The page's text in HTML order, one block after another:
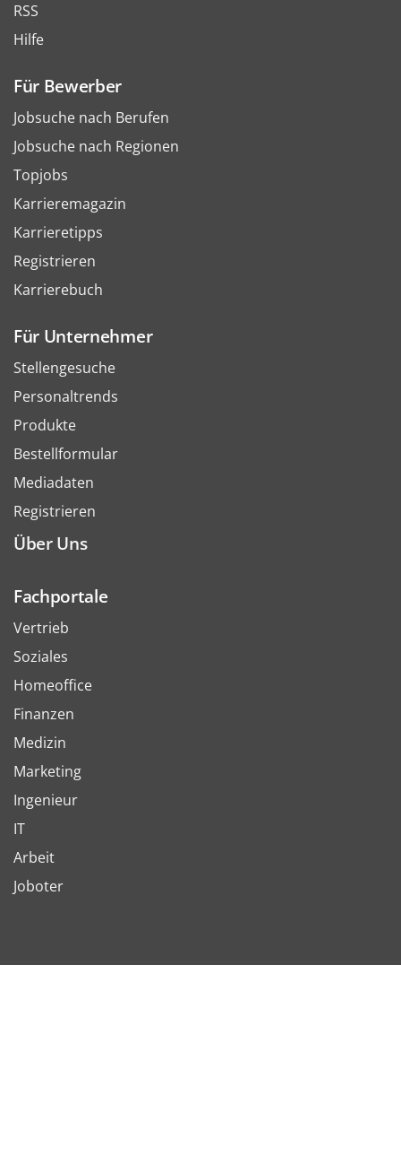
RSS
Hilfe
Für Bewerber
Jobsuche nach Berufen
Jobsuche nach Regionen
Topjobs
Karrieremagazin
Karrieretipps
Registrieren
Karrierebuch
Für Unternehmer
Stellengesuche
Personaltrends
Produkte
Bestellformular
Mediadaten
Registrieren
Über Uns
Fachportale
Vertrieb
Soziales
Homeoffice
Finanzen
Medizin
Marketing
Ingenieur
IT
Arbeit
Joboter